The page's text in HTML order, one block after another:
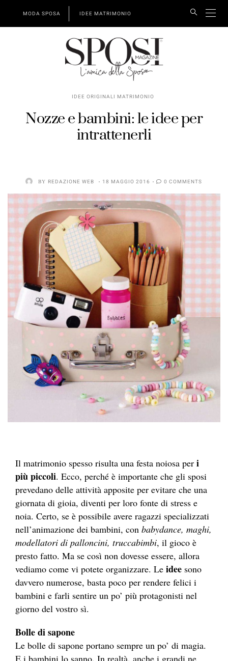
MODA SPOSA IDEE MATRIMONIO
IDEE ORIGINALI MATRIMONIO
Nozze e bambini: le idee per
intrattenerli
BY REDAZIONE WEB 18 MAGGIO 2016 0 COMMENTS
Il matrimonio spesso risulta una festa noiosa per i
più piccoli. Ecco, perché è importante che gli sposi
prevedano delle attività apposite per evitare che una
giornata di gioia, diventi per loro fonte di stress e
noia. Certo, se è possibile avere ragazzi specializzati
nell’animazione dei bambini, con babydance, maghi,
modellatori di palloncini, truccabimbi, il gioco è
presto fatto. Ma se così non dovesse essere, allora
vediamo come vi potete organizzare. Le idee sono
davvero numerose, basta poco per rendere felici i
bambini e farli sentire un po’ più protagonisti nel
giorno del vostro sì.
Bolle di sapone
Le bolle di sapone portano sempre un po’ di magia.